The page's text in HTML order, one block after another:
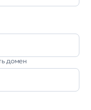
домен